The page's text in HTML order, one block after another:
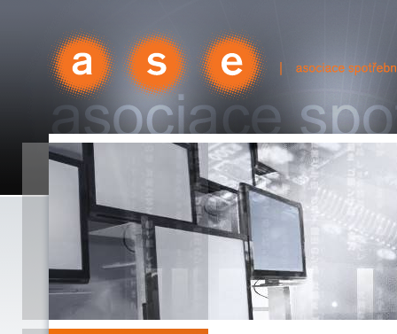
ase | asociace spotřební elektroniky